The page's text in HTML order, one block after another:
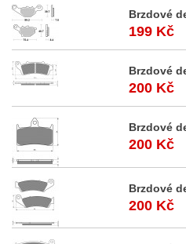
Brzdové
199 Kč
Brzdové
200 Kč
Brzdové
200 Kč
Brzdové
200 Kč